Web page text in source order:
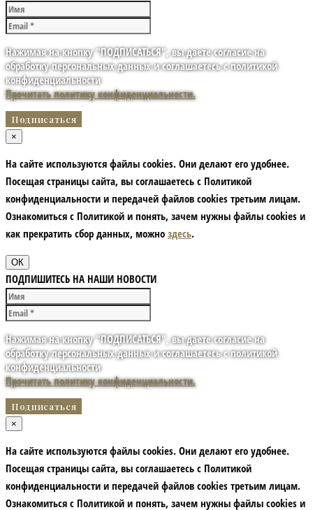
Нажимая на кнопку "ПОДПИСАТЬСЯ", вы даете согласие на
обработку персональных данных и соглашаетесь с политикой
конфиденциальности
Прочитать политику конфиденциальности.
×
На сайте используются файлы cookies. Они делают его удобнее.
Посещая страницы сайта, вы соглашаетесь с Политикой
конфиденциальности и передачей файлов cookies третьим лицам.
Ознакомиться с Политикой и понять, зачем нужны файлы сookies и
как прекратить сбор данных, можно здесь.
ОК
ПОДПИШИТЕСЬ НА НАШИ НОВОСТИ
Нажимая на кнопку "ПОДПИСАТЬСЯ", вы даете согласие на
обработку персональных данных и соглашаетесь с политикой
конфиденциальности
Прочитать политику конфиденциальности.
×
На сайте используются файлы cookies. Они делают его удобнее.
Посещая страницы сайта, вы соглашаетесь с Политикой
конфиденциальности и передачей файлов cookies третьим лицам.
Ознакомиться с Политикой и понять, зачем нужны файлы сookies и